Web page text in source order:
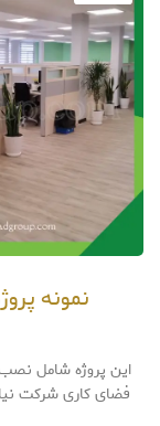
نمونه
فضای کاری شرکت